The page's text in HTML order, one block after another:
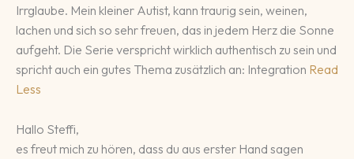
Irrglaube. Mein kleiner Autist, kann traurig sein, weinen,
lachen und sich so sehr freuen, das in jedem Herz die Sonne
aufgeht. Die Serie verspricht wirklich authentisch zu sein und
spricht auch ein gutes Thema zusätzlich an: Integration Read
Less
Hallo Steffi,
es freut mich zu hören, dass du aus erster Hand sagen